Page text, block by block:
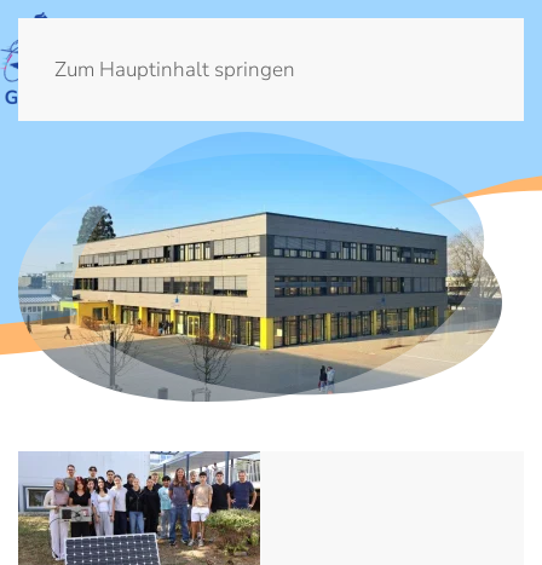
Zum Hauptinhalt springen